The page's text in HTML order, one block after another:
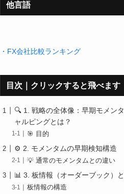
他言語
・FX会社比較ランキング
目次｜クリックすると飛べます
🔍 1. 戦略の全体像：早期モメン
ャルピングとは？
🎯 目的
⚙️ 2. モメンタムの早期検知構造
💡 通常のモメンタムとの違い
📊 3. 板情報（オーダーブック）
板情報の構造